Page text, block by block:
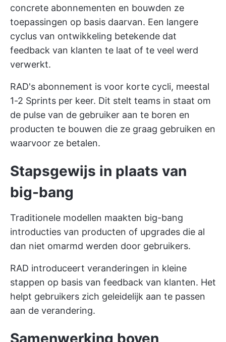
concrete abonnementen en bouwden ze
toepassingen op basis daarvan. Een langere
cyclus van ontwikkeling betekende dat
feedback van klanten te laat of te veel werd
verwerkt.
RAD's abonnement is voor korte cycli, meestal
1-2 Sprints per keer. Dit stelt teams in staat om
de pulse van de gebruiker aan te boren en
producten te bouwen die ze graag gebruiken en
waarvoor ze betalen.
Stapsgewijs in plaats van
big-bang
Traditionele modellen maakten big-bang
introducties van producten of upgrades die al
dan niet omarmd werden door gebruikers.
RAD introduceert veranderingen in kleine
stappen op basis van feedback van klanten. Het
helpt gebruikers zich geleidelijk aan te passen
aan de verandering.
Samenwerking boven